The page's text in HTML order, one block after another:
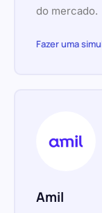
do mercado.
Fazer uma
Amil